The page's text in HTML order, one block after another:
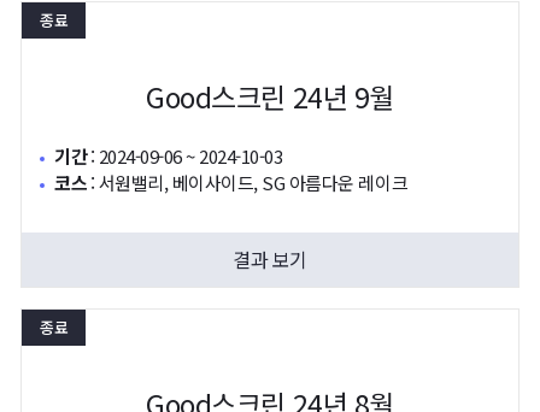
종료
Good스크린 24년 9월
기간: 2024-09-06 ~ 2024-10-03
코스:서원밸리, 베이사이드, SG 아름다운 레이크
결과 보기
종료
Good스크린 24년 8월